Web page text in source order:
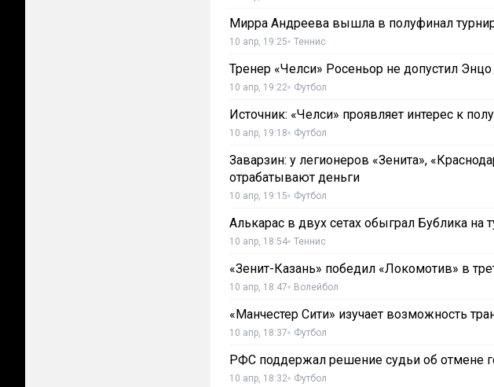
Мирра Андреева вышла в полуфинал
10 апр, 19:25 Теннис
Тренер «Челси» Росеньор не допустил
10 апр, 19:22 Футбол
Источник: «Челси» проявляет интерес к
10 апр, 19:18 Футбол
Заварзин: у легионеров «Зенита»,
отрабатывают деньги
10 апр, 19:15 Футбол
Алькарас в двух сетах обыграл Бублика на
10 апр, 18:54 Теннис
«Зенит-Казань» победил «Локомотив» в
10 апр, 18:47 Волейбол
«Манчестер Сити» изучает возможность
10 апр, 18:37 Футбол
РФС поддержал решение судьи об отмене
10 апр, 18:32 Футбол